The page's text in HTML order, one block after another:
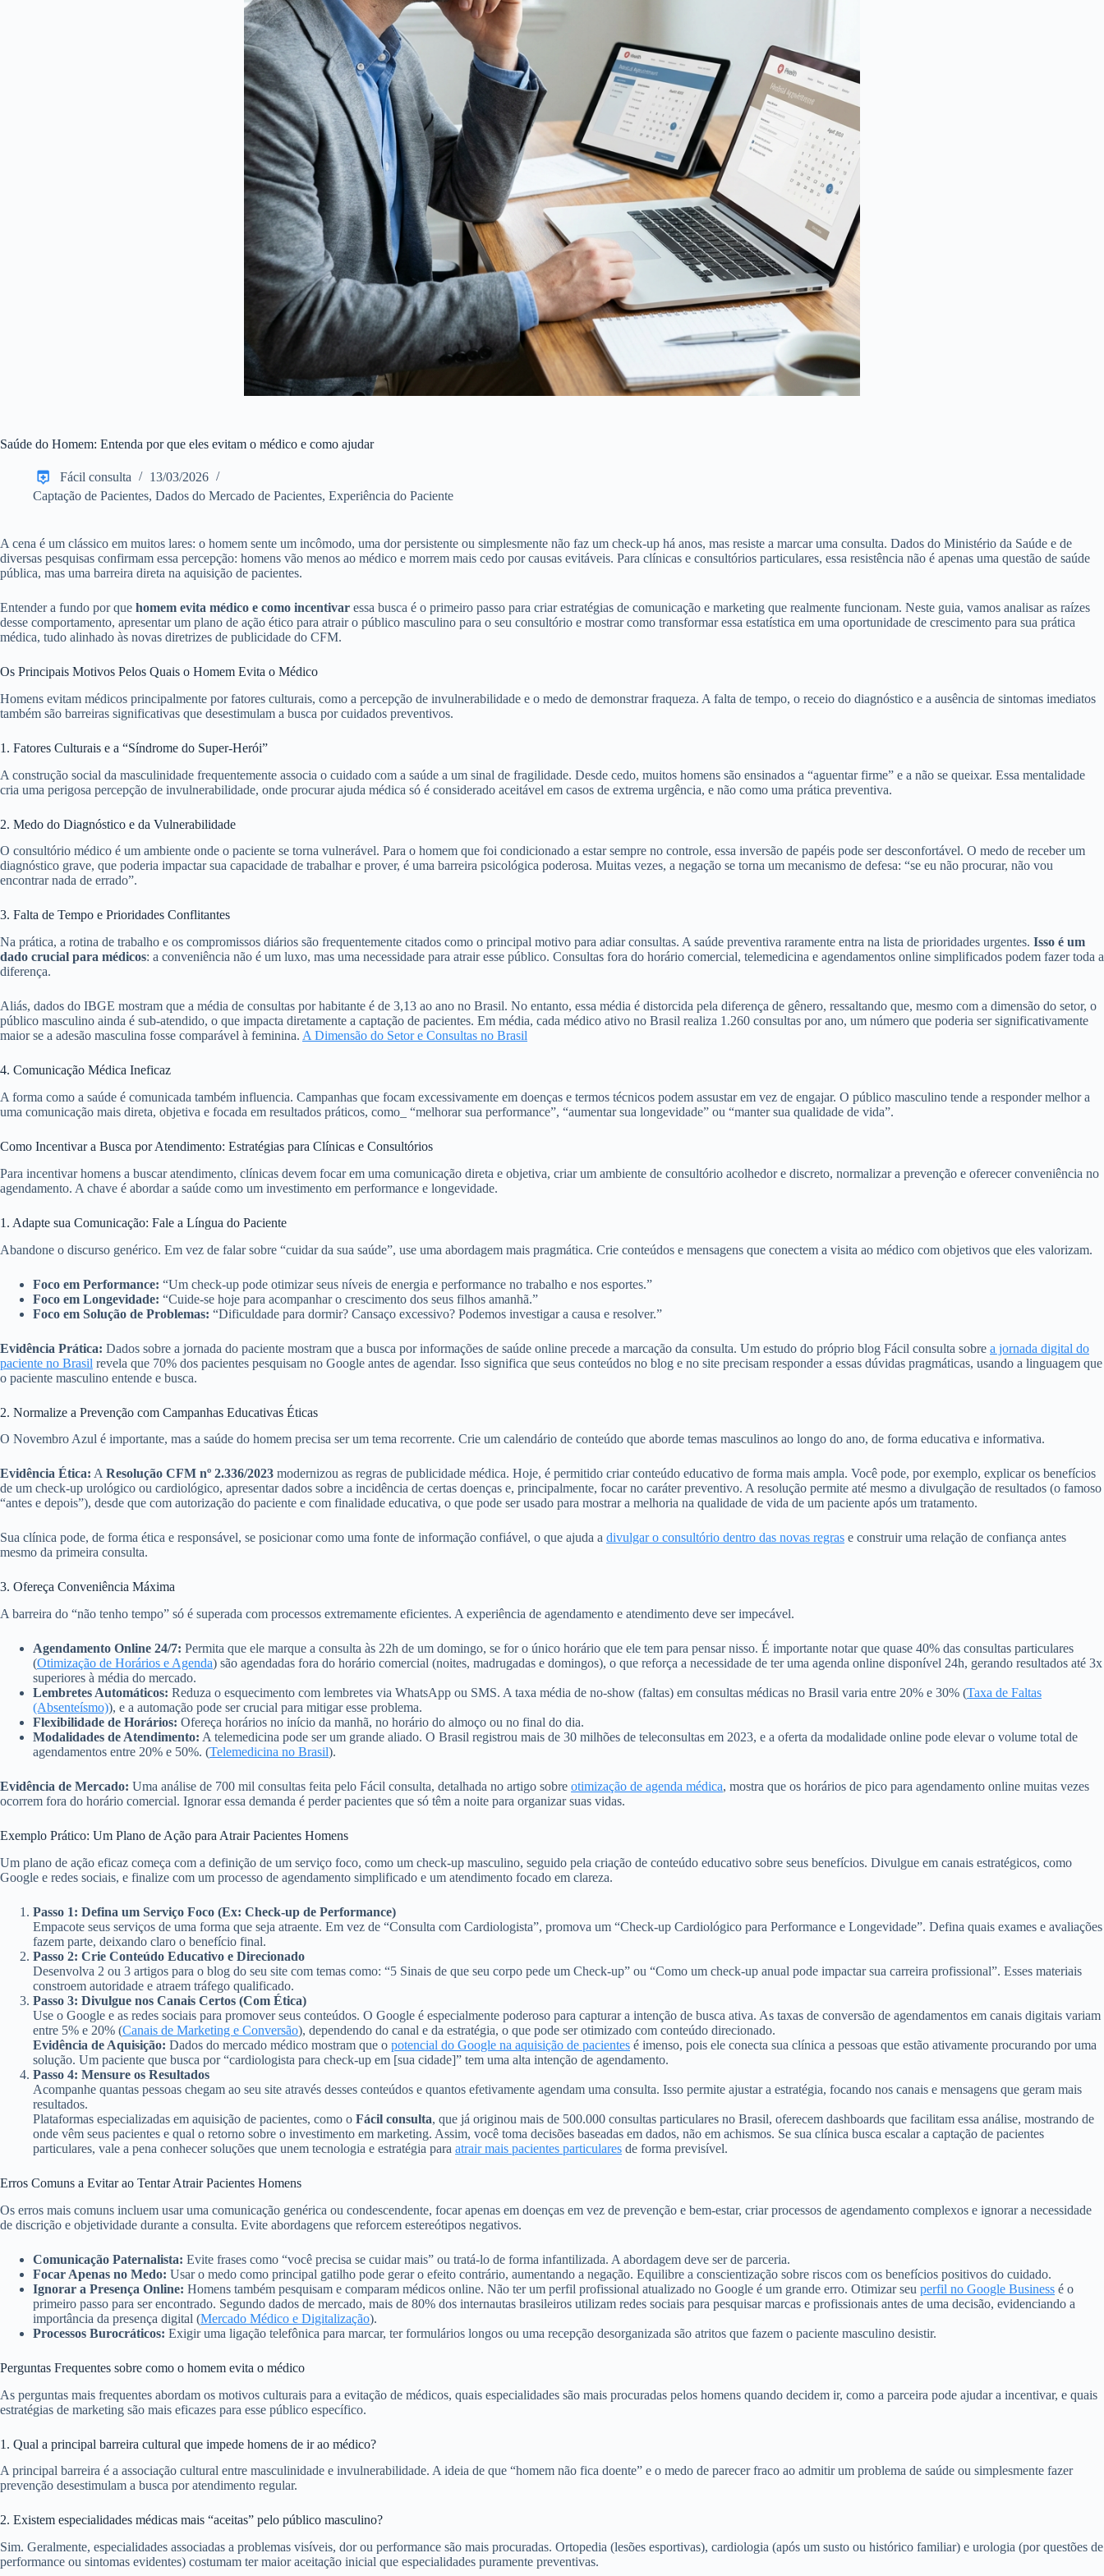
Saúde do Homem: Entenda por que eles evitam o médico e como ajudar
Fácil consulta
13/03/2026
Captação de Pacientes, Dados do Mercado de Pacientes, Experiência do Paciente
A cena é um clássico em muitos lares: o homem sente um incômodo, uma dor persistente ou simplesmente não faz um check-up há anos, mas resiste a marcar uma consulta. Dados do Ministério da Saúde e de
diversas pesquisas confirmam essa percepção: homens vão menos ao médico e morrem mais cedo por causas evitáveis. Para clínicas e consultórios particulares, essa resistência não é apenas uma questão de saúde
pública, mas uma barreira direta na aquisição de pacientes.
Entender a fundo por que homem evita médico e como incentivar essa busca é o primeiro passo para criar estratégias de comunicação e marketing que realmente funcionam. Neste guia, vamos analisar as raízes
desse comportamento, apresentar um plano de ação ético para atrair o público masculino para o seu consultório e mostrar como transformar essa estatística em uma oportunidade de crescimento para sua prática
médica, tudo alinhado às novas diretrizes de publicidade do CFM.
Os Principais Motivos Pelos Quais o Homem Evita o Médico
Homens evitam médicos principalmente por fatores culturais, como a percepção de invulnerabilidade e o medo de demonstrar fraqueza. A falta de tempo, o receio do diagnóstico e a ausência de sintomas imediatos
também são barreiras significativas que desestimulam a busca por cuidados preventivos.
1. Fatores Culturais e a “Síndrome do Super-Herói”
A construção social da masculinidade frequentemente associa o cuidado com a saúde a um sinal de fragilidade. Desde cedo, muitos homens são ensinados a “aguentar firme” e a não se queixar. Essa mentalidade
cria uma perigosa percepção de invulnerabilidade, onde procurar ajuda médica só é considerado aceitável em casos de extrema urgência, e não como uma prática preventiva.
2. Medo do Diagnóstico e da Vulnerabilidade
O consultório médico é um ambiente onde o paciente se torna vulnerável. Para o homem que foi condicionado a estar sempre no controle, essa inversão de papéis pode ser desconfortável. O medo de receber um
diagnóstico grave, que poderia impactar sua capacidade de trabalhar e prover, é uma barreira psicológica poderosa. Muitas vezes, a negação se torna um mecanismo de defesa: “se eu não procurar, não vou
encontrar nada de errado”.
3. Falta de Tempo e Prioridades Conflitantes
Na prática, a rotina de trabalho e os compromissos diários são frequentemente citados como o principal motivo para adiar consultas. A saúde preventiva raramente entra na lista de prioridades urgentes. Isso é um
dado crucial para médicos: a conveniência não é um luxo, mas uma necessidade para atrair esse público. Consultas fora do horário comercial, telemedicina e agendamentos online simplificados podem fazer toda a
diferença.
Aliás, dados do IBGE mostram que a média de consultas por habitante é de 3,13 ao ano no Brasil. No entanto, essa média é distorcida pela diferença de gênero, ressaltando que, mesmo com a dimensão do setor, o
público masculino ainda é sub-atendido, o que impacta diretamente a captação de pacientes. Em média, cada médico ativo no Brasil realiza 1.260 consultas por ano, um número que poderia ser significativamente
maior se a adesão masculina fosse comparável à feminina. A Dimensão do Setor e Consultas no Brasil
4. Comunicação Médica Ineficaz
A forma como a saúde é comunicada também influencia. Campanhas que focam excessivamente em doenças e termos técnicos podem assustar em vez de engajar. O público masculino tende a responder melhor a
uma comunicação mais direta, objetiva e focada em resultados práticos, como_ “melhorar sua performance”, “aumentar sua longevidade” ou “manter sua qualidade de vida”.
Como Incentivar a Busca por Atendimento: Estratégias para Clínicas e Consultórios
Para incentivar homens a buscar atendimento, clínicas devem focar em uma comunicação direta e objetiva, criar um ambiente de consultório acolhedor e discreto, normalizar a prevenção e oferecer conveniência no
agendamento. A chave é abordar a saúde como um investimento em performance e longevidade.
1. Adapte sua Comunicação: Fale a Língua do Paciente
Abandone o discurso genérico. Em vez de falar sobre “cuidar da sua saúde”, use uma abordagem mais pragmática. Crie conteúdos e mensagens que conectem a visita ao médico com objetivos que eles valorizam.
Foco em Performance: “Um check-up pode otimizar seus níveis de energia e performance no trabalho e nos esportes.”
Foco em Longevidade: “Cuide-se hoje para acompanhar o crescimento dos seus filhos amanhã.”
Foco em Solução de Problemas: “Dificuldade para dormir? Cansaço excessivo? Podemos investigar a causa e resolver.”
Evidência Prática: Dados sobre a jornada do paciente mostram que a busca por informações de saúde online precede a marcação da consulta. Um estudo do próprio blog Fácil consulta sobre a jornada digital do
paciente no Brasil revela que 70% dos pacientes pesquisam no Google antes de agendar. Isso significa que seus conteúdos no blog e no site precisam responder a essas dúvidas pragmáticas, usando a linguagem que
o paciente masculino entende e busca.
2. Normalize a Prevenção com Campanhas Educativas Éticas
O Novembro Azul é importante, mas a saúde do homem precisa ser um tema recorrente. Crie um calendário de conteúdo que aborde temas masculinos ao longo do ano, de forma educativa e informativa.
Evidência Ética: A Resolução CFM nº 2.336/2023 modernizou as regras de publicidade médica. Hoje, é permitido criar conteúdo educativo de forma mais ampla. Você pode, por exemplo, explicar os benefícios
de um check-up urológico ou cardiológico, apresentar dados sobre a incidência de certas doenças e, principalmente, focar no caráter preventivo. A resolução permite até mesmo a divulgação de resultados (o famoso
“antes e depois”), desde que com autorização do paciente e com finalidade educativa, o que pode ser usado para mostrar a melhoria na qualidade de vida de um paciente após um tratamento.
Sua clínica pode, de forma ética e responsável, se posicionar como uma fonte de informação confiável, o que ajuda a divulgar o consultório dentro das novas regras e construir uma relação de confiança antes
mesmo da primeira consulta.
3. Ofereça Conveniência Máxima
A barreira do “não tenho tempo” só é superada com processos extremamente eficientes. A experiência de agendamento e atendimento deve ser impecável.
Agendamento Online 24/7: Permita que ele marque a consulta às 22h de um domingo, se for o único horário que ele tem para pensar nisso. É importante notar que quase 40% das consultas particulares
(Otimização de Horários e Agenda) são agendadas fora do horário comercial (noites, madrugadas e domingos), o que reforça a necessidade de ter uma agenda online disponível 24h, gerando resultados até 3x
superiores à média do mercado.
Lembretes Automáticos: Reduza o esquecimento com lembretes via WhatsApp ou SMS. A taxa média de no-show (faltas) em consultas médicas no Brasil varia entre 20% e 30% (Taxa de Faltas
(Absenteísmo)), e a automação pode ser crucial para mitigar esse problema.
Flexibilidade de Horários: Ofereça horários no início da manhã, no horário do almoço ou no final do dia.
Modalidades de Atendimento: A telemedicina pode ser um grande aliado. O Brasil registrou mais de 30 milhões de teleconsultas em 2023, e a oferta da modalidade online pode elevar o volume total de
agendamentos entre 20% e 50%. (Telemedicina no Brasil).
Evidência de Mercado: Uma análise de 700 mil consultas feita pelo Fácil consulta, detalhada no artigo sobre otimização de agenda médica, mostra que os horários de pico para agendamento online muitas vezes
ocorrem fora do horário comercial. Ignorar essa demanda é perder pacientes que só têm a noite para organizar suas vidas.
Exemplo Prático: Um Plano de Ação para Atrair Pacientes Homens
Um plano de ação eficaz começa com a definição de um serviço foco, como um check-up masculino, seguido pela criação de conteúdo educativo sobre seus benefícios. Divulgue em canais estratégicos, como
Google e redes sociais, e finalize com um processo de agendamento simplificado e um atendimento focado em clareza.
Passo 1: Defina um Serviço Foco (Ex: Check-up de Performance)
Empacote seus serviços de uma forma que seja atraente. Em vez de “Consulta com Cardiologista”, promova um “Check-up Cardiológico para Performance e Longevidade”. Defina quais exames e avaliações
fazem parte, deixando claro o benefício final.
Passo 2: Crie Conteúdo Educativo e Direcionado
Desenvolva 2 ou 3 artigos para o blog do seu site com temas como: “5 Sinais de que seu corpo pede um Check-up” ou “Como um check-up anual pode impactar sua carreira profissional”. Esses materiais
constroem autoridade e atraem tráfego qualificado.
Passo 3: Divulgue nos Canais Certos (Com Ética)
Use o Google e as redes sociais para promover seus conteúdos. O Google é especialmente poderoso para capturar a intenção de busca ativa. As taxas de conversão de agendamentos em canais digitais variam
entre 5% e 20% (Canais de Marketing e Conversão), dependendo do canal e da estratégia, o que pode ser otimizado com conteúdo direcionado.
Evidência de Aquisição: Dados do mercado médico mostram que o potencial do Google na aquisição de pacientes é imenso, pois ele conecta sua clínica a pessoas que estão ativamente procurando por uma
solução. Um paciente que busca por “cardiologista para check-up em [sua cidade]” tem uma alta intenção de agendamento.
Passo 4: Mensure os Resultados
Acompanhe quantas pessoas chegam ao seu site através desses conteúdos e quantos efetivamente agendam uma consulta. Isso permite ajustar a estratégia, focando nos canais e mensagens que geram mais
resultados.
Plataformas especializadas em aquisição de pacientes, como o Fácil consulta, que já originou mais de 500.000 consultas particulares no Brasil, oferecem dashboards que facilitam essa análise, mostrando de
onde vêm seus pacientes e qual o retorno sobre o investimento em marketing. Assim, você toma decisões baseadas em dados, não em achismos. Se sua clínica busca escalar a captação de pacientes
particulares, vale a pena conhecer soluções que unem tecnologia e estratégia para atrair mais pacientes particulares de forma previsível.
Erros Comuns a Evitar ao Tentar Atrair Pacientes Homens
Os erros mais comuns incluem usar uma comunicação genérica ou condescendente, focar apenas em doenças em vez de prevenção e bem-estar, criar processos de agendamento complexos e ignorar a necessidade
de discrição e objetividade durante a consulta. Evite abordagens que reforcem estereótipos negativos.
Comunicação Paternalista: Evite frases como “você precisa se cuidar mais” ou tratá-lo de forma infantilizada. A abordagem deve ser de parceria.
Focar Apenas no Medo: Usar o medo como principal gatilho pode gerar o efeito contrário, aumentando a negação. Equilibre a conscientização sobre riscos com os benefícios positivos do cuidado.
Ignorar a Presença Online: Homens também pesquisam e comparam médicos online. Não ter um perfil profissional atualizado no Google é um grande erro. Otimizar seu perfil no Google Business é o
primeiro passo para ser encontrado. Segundo dados de mercado, mais de 80% dos internautas brasileiros utilizam redes sociais para pesquisar marcas e profissionais antes de uma decisão, evidenciando a
importância da presença digital (Mercado Médico e Digitalização).
Processos Burocráticos: Exigir uma ligação telefônica para marcar, ter formulários longos ou uma recepção desorganizada são atritos que fazem o paciente masculino desistir.
Perguntas Frequentes sobre como o homem evita o médico
As perguntas mais frequentes abordam os motivos culturais para a evitação de médicos, quais especialidades são mais procuradas pelos homens quando decidem ir, como a parceira pode ajudar a incentivar, e quais
estratégias de marketing são mais eficazes para esse público específico.
1. Qual a principal barreira cultural que impede homens de ir ao médico?
A principal barreira é a associação cultural entre masculinidade e invulnerabilidade. A ideia de que “homem não fica doente” e o medo de parecer fraco ao admitir um problema de saúde ou simplesmente fazer
prevenção desestimulam a busca por atendimento regular.
2. Existem especialidades médicas mais “aceitas” pelo público masculino?
Sim. Geralmente, especialidades associadas a problemas visíveis, dor ou performance são mais procuradas. Ortopedia (lesões esportivas), cardiologia (após um susto ou histórico familiar) e urologia (por questões de
performance ou sintomas evidentes) costumam ter maior aceitação inicial que especialidades puramente preventivas.